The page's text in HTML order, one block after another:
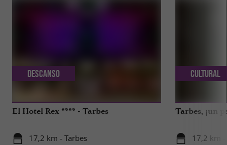
El Hotel Rex **** - Tarbes
17,2 km - Tarbes
Descanso
Tarbes, ¡un
17,2 km -
Cultural